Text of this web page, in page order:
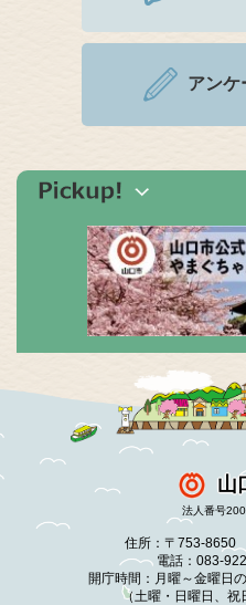
アンケ
山
法人番号
住所：〒753-8650
電話：083-
開庁時間：月曜～金曜日
（土曜・日曜日、祝